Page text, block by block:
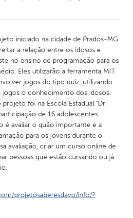
Kingston
New Glasgow
Ottawa
Toronto
iniciado na cidade de Prados-MG
a relação entre os idosos e
no ensino de programação para os
Eles utilizarão a ferramenta MIT
jogos do tipo quiz, utilizando
o conhecimento dos idosos.
foi na Escola Estadual "Dr.
de 16 adolescentes.
é avaliar o quão importante é a
para os jovens durante o
avaliação, criar um curso online de
pessoas que estão cursando ou já
projetosaberesdavo/info/?